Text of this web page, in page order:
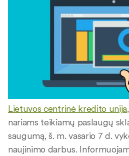
Lietuvos centrinė kredito unija
nariams teikiamų paslaugų
saugumą, š. m. vasario 7 d.
naujinimo darbus.